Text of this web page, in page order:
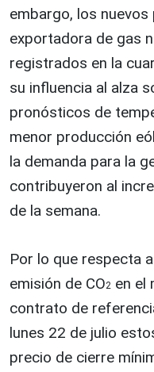
embargo, los
exportadora de gas
registrados en la
su influencia al alza
pronósticos de
menor producción
la demanda para la
contribuyeron al
de la semana.
Por lo que respecta
emisión de CO2 en el
contrato de
lunes 22 de julio
precio de cierre